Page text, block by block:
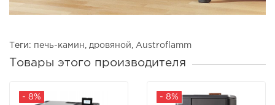
Теги: печь-камин дровяной Austroflamm
Товары этого производителя
- 8% - 8%